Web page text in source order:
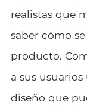
realistas que
saber cómo
producto.
a sus
diseño que